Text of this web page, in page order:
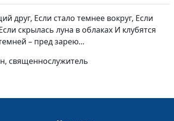
друг, Если стало темнее вокруг, Если
скрылась луна в облаках И клубятся
– пред зарею...
священнослужитель